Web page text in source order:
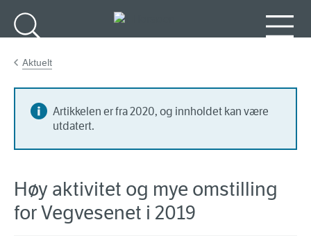
Aktuelt
Artikkelen er fra 2020, og innholdet kan være
utdatert.
Høy aktivitet og mye omstilling
for Vegvesenet i 2019